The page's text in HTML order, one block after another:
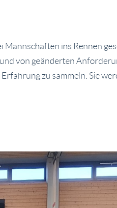
Mannschaften ins Rennen
von geänderten
zu sammeln. Sie